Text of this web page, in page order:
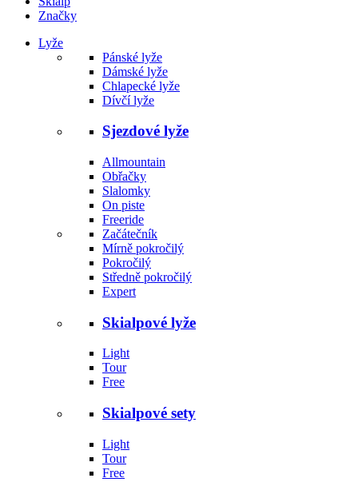
Značky
Lyže
Pánské lyže
Dámské lyže
Chlapecké lyže
Dívčí lyže
Sjezdové lyže
Allmountain
Obřačky
Slalomky
On piste
Freeride
Začátečník
Mírně pokročilý
Pokročilý
Středně pokročilý
Expert
Skialpové lyže
Light
Tour
Free
Skialpové sety
Light
Tour
Free